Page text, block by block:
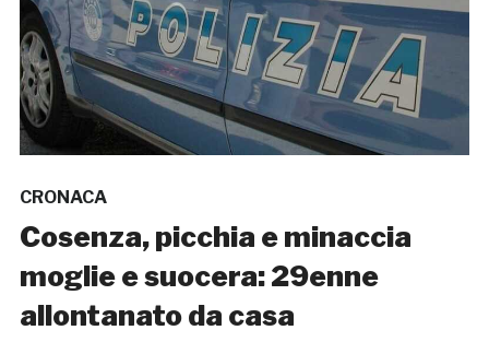
CRONACA
Cosenza, picchia e minaccia
moglie e suocera: 29enne
allontanato da casa